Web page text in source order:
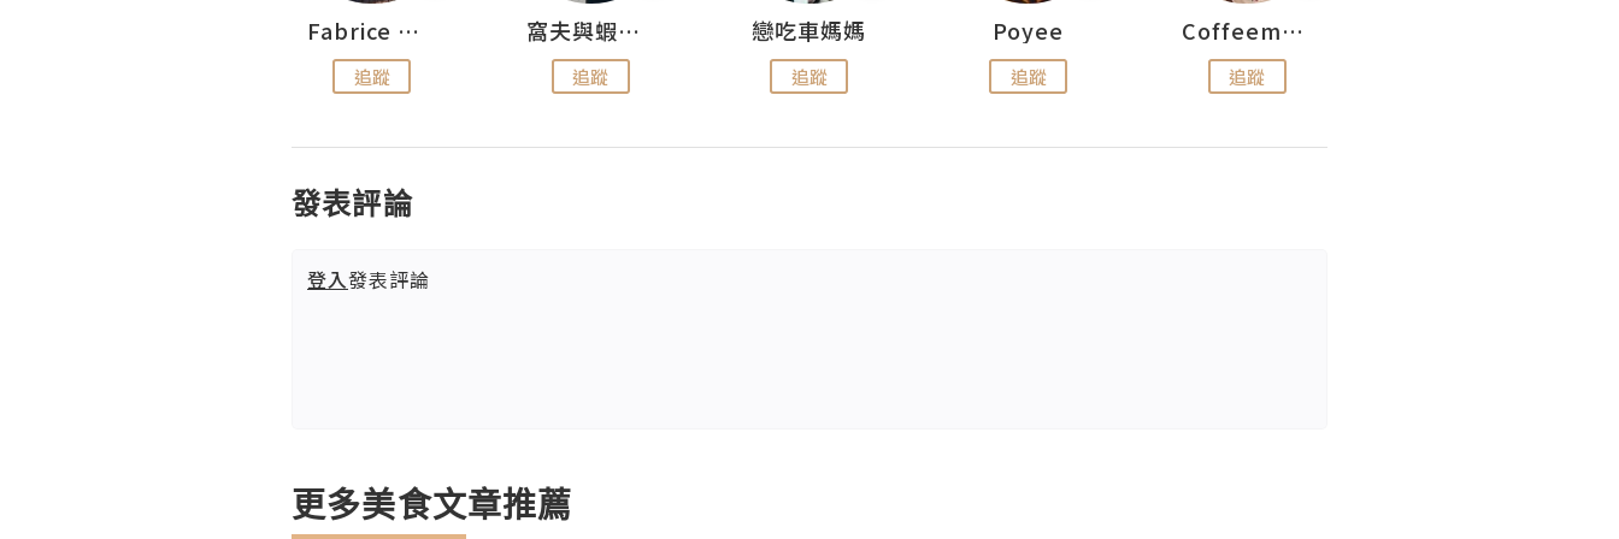
Fabrice 嚐味
追蹤
窩夫與蝦子餅
追蹤
戀吃車媽媽
追蹤
Poyee
追蹤
Coffeemeetjojo
追蹤
發表評論
登入發表評論
更多美食文章推薦